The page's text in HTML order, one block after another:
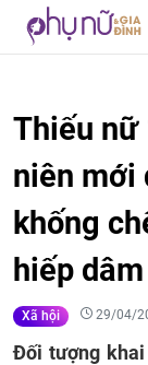
Thiếu nữ
niên mới
khống
hiếp dâm
Xã hội 29/04/
Đối tượng